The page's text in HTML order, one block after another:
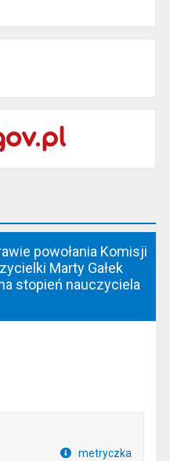
powołania Komisji
Marty Gałek
stopień nauczyciela
metryczka